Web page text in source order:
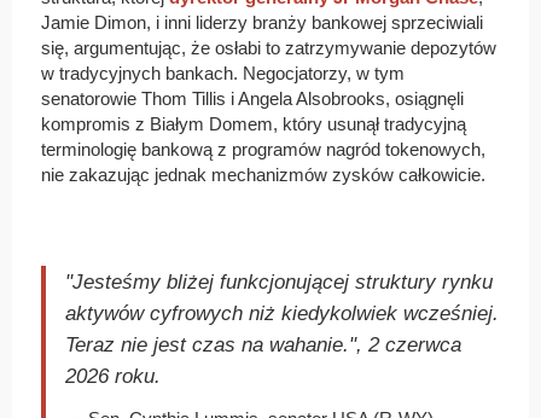
Jamie Dimon, i inni liderzy branży bankowej sprzeciwiali
się, argumentując, że osłabi to zatrzymywanie depozytów
w tradycyjnych bankach. Negocjatorzy, w tym
senatorowie Thom Tillis i Angela Alsobrooks, osiągnęli
kompromis z Białym Domem, który usunął tradycyjną
terminologię bankową z programów nagród tokenowych,
nie zakazując jednak mechanizmów zysków całkowicie.
"Jesteśmy bliżej funkcjonującej struktury rynku
aktywów cyfrowych niż kiedykolwiek wcześniej.
Teraz nie jest czas na wahanie.", 2 czerwca
2026 roku.